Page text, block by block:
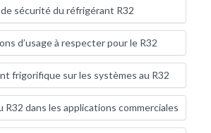
sécurité du réfrigérant R32
d’usage à respecter pour le R32
frigorifique sur les systèmes au R32
R32 dans les applications commerciales